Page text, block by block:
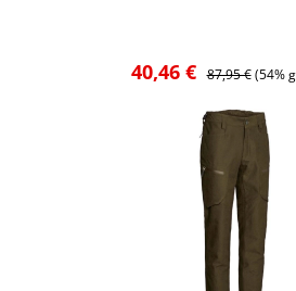
Verkaufspreis:
40,46 € Regulärer Preis:
87,95 € (54%